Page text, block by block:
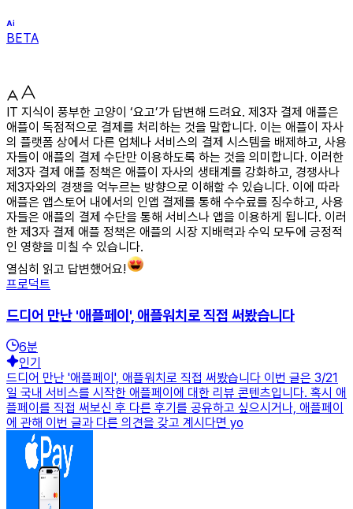
BETA
IT 지식이 풍부한 고양이 ‘요고’가 답변해 드려요. 제3자 결제 애플은
애플이 독점적으로 결제를 처리하는 것을 말합니다. 이는 애플이 자사
의 플랫폼 상에서 다른 업체나 서비스의 결제 시스템을 배제하고, 사용
자들이 애플의 결제 수단만 이용하도록 하는 것을 의미합니다. 이러한
제3자 결제 애플 정책은 애플이 자사의 생태계를 강화하고, 경쟁사나
제3자와의 경쟁을 억누르는 방향으로 이해할 수 있습니다. 이에 따라
애플은 앱스토어 내에서의 인앱 결제를 통해 수수료를 징수하고, 사용
자들은 애플의 결제 수단을 통해 서비스나 앱을 이용하게 됩니다. 이러
한 제3자 결제 애플 정책은 애플의 시장 지배력과 수익 모두에 긍정적
인 영향을 미칠 수 있습니다.
열심히 읽고 답변했어요!
프로덕트
드디어 만난 '애플페이', 애플워치로 직접 써봤습니다
6분
인기
드디어 만난 '애플페이', 애플워치로 직접 써봤습니다 이번 글은 3/21
일 국내 서비스를 시작한 애플페이에 대한 리뷰 콘텐츠입니다. 혹시 애
플페이를 직접 써보신 후 다른 후기를 공유하고 싶으시거나, 애플페이
에 관해 이번 글과 다른 의견을 갖고 계시다면 yo